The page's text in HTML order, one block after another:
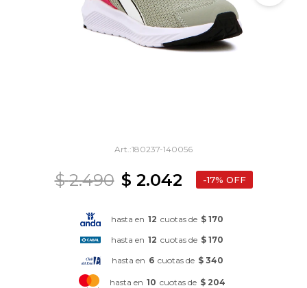
180237-140056
$ 2.042
$ 2.490 17
hasta en 12 cuotas de $ 170
hasta en 12 cuotas de $ 170
hasta en 6 cuotas de $ 340
hasta en 10 cuotas de $ 204